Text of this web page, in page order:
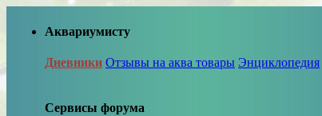
Аквариумисту
Дневники Отзывы на аква товары Энциклопедия
Сервисы форума